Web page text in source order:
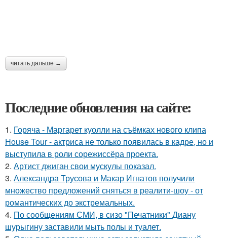
читать дальше →
Последние обновления на сайте:
1. Горяча - Маргарет куолли на съёмках нового клипа
House Tour - актриса не только появилась в кадре, но и
выступила в роли сорежиссёра проекта.
2. Артист джиган свои мускулы показал.
3. Александра Трусова и Макар Игнатов получили
множество предложений сняться в реалити-шоу - от
романтических до экстремальных.
4. По сообщениям СМИ, в сизо "Печатники" Диану
шурыгину заставили мыть полы и туалет.